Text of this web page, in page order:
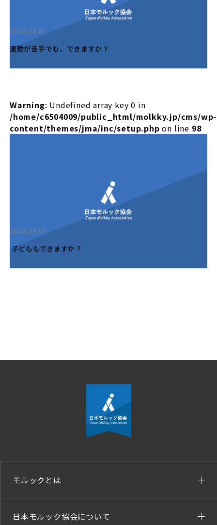
2022.06.16
運動が苦手でも、できますか？
Warning: Undefined array key 0 in
/home/c6504009/public_html/molkky.jp/cms/wp-
content/themes/jma/inc/setup.php on line 98
2022.06.16
子どももできますか？
モルックとは
日本モルック協会について